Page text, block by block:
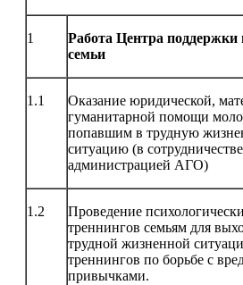
1
Работа Центра поддержки
семьи
1.1
Оказание юридической,
гуманитарной помощи
попавшим в трудную
ситуацию (в
администрацией АГО)
1.2
Проведение
треннингов семьям для
трудной жизненной
треннингов по борьбе с
привычками.